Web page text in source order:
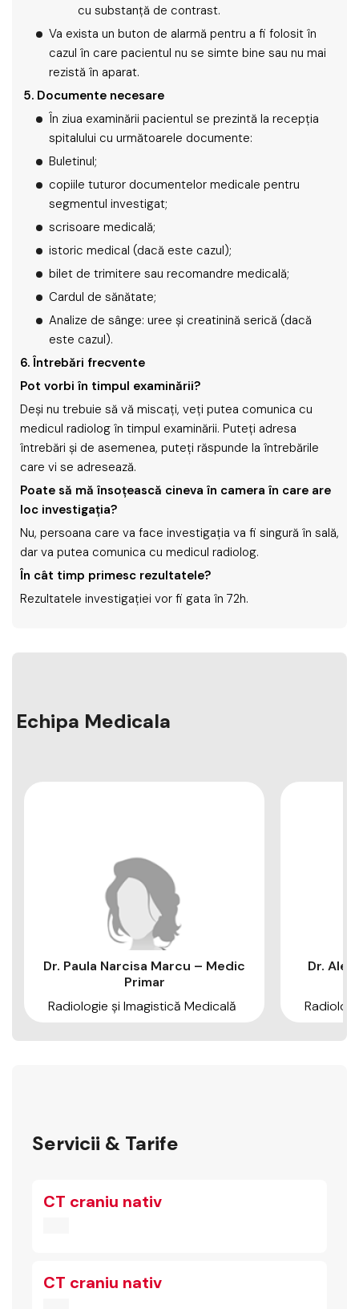
cu substanţă de contrast.
Va exista un buton de alarmă pentru a fi folosit în
cazul în care pacientul nu se simte bine sau nu mai
rezistă în aparat.
5. Documente necesare
În ziua examinării pacientul se prezintă la recepţia
spitalului cu următoarele documente:
Buletinul;
copiile tuturor documentelor medicale pentru
segmentul investigat;
scrisoare medicală;
istoric medical (dacă este cazul);
bilet de trimitere sau recomandre medicală;
Cardul de sănătate;
Analize de sânge: uree şi creatinină serică (dacă
este cazul).
6. Întrebări frecvente
Pot vorbi în timpul examinării?
Deşi nu trebuie să vă miscaţi, veţi putea comunica cu
medicul radiolog în timpul examinării. Puteţi adresa
întrebări şi de asemenea, puteţi răspunde la întrebările
care vi se adresează.
Poate să mă însoţească cineva în camera în care are
loc investigaţia?
Nu, persoana care va face investigaţia va fi singură în sală,
dar va putea comunica cu medicul radiolog.
În cât timp primesc rezultatele?
Rezultatele investigaţiei vor fi gata în 72h.
Echipa Medicala
Dr. Paula Narcisa Marcu – Medic
Primar
Radiologie şi Imagistică Medicală
Dr.
Servicii & Tarife
CT craniu nativ
CT craniu nativ